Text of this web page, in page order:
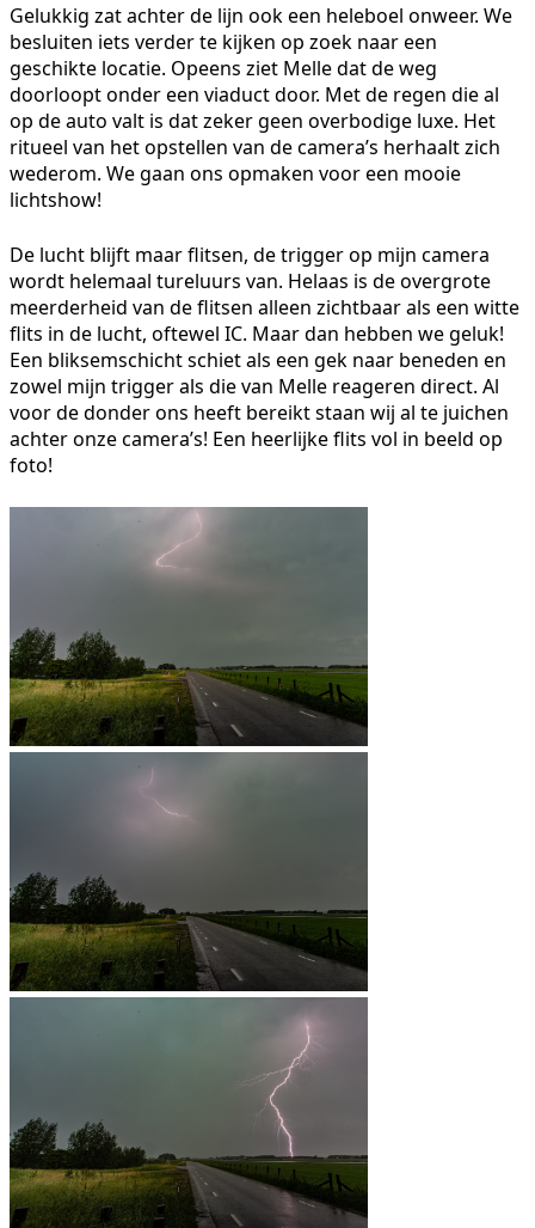
Gelukkig zat achter de lijn ook een heleboel onweer. We
besluiten iets verder te kijken op zoek naar een
geschikte locatie. Opeens ziet Melle dat de weg
doorloopt onder een viaduct door. Met de regen die al
op de auto valt is dat zeker geen overbodige luxe. Het
ritueel van het opstellen van de camera’s herhaalt zich
wederom. We gaan ons opmaken voor een mooie
lichtshow!
De lucht blijft maar flitsen, de trigger op mijn camera
wordt helemaal tureluurs van. Helaas is de overgrote
meerderheid van de flitsen alleen zichtbaar als een witte
flits in de lucht, oftewel IC. Maar dan hebben we geluk!
Een bliksemschicht schiet als een gek naar beneden en
zowel mijn trigger als die van Melle reageren direct. Al
voor de donder ons heeft bereikt staan wij al te juichen
achter onze camera’s! Een heerlijke flits vol in beeld op
foto!